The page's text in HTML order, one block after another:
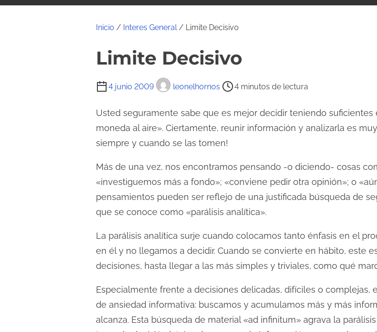
Inicio / Interes General/ Limite Decisivo
Limite Decisivo
4 junio 2009 leonelhornos
T
e
m
d
e
t
u
d
e
4 minutos de lectura
Usted seguramente sabe que es mejor decidir teniendo
moneda al aire». Ciertamente, reunir información y analizarla es
siempre y cuando se las tomen!
Más de una vez, nos encontramos pensando -o diciendo- cosas
«investiguemos más a fondo»; «conviene pedir otra opinión»; o
pensamientos pueden ser reflejo de una justificada búsqueda de
que se conoce como «parálisis analítica».
La parálisis analítica surje cuando colocamos tanto énfasis en el
en él y no llegamos a decidir. Cuando se convierte en hábito, este
decisiones, hasta llegar a las más simples y triviales, como qué
Especialmente frente a decisiones delicadas, difíciles o
de ansiedad informativa: buscamos y acumulamos más y más
alcanza. Esta búsqueda de material «ad infinitum» agrava la